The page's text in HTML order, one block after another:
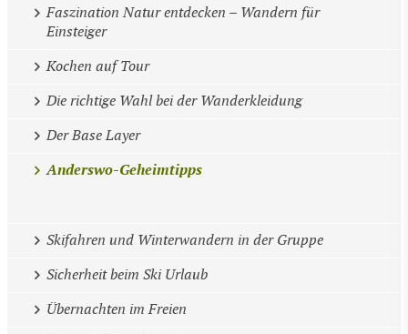
Faszination Natur entdecken – Wandern für
Einsteiger
Kochen auf Tour
Die richtige Wahl bei der Wanderkleidung
Der Base Layer
Anderswo-Geheimtipps
Skifahren und Winterwandern in der Gruppe
Sicherheit beim Ski Urlaub
Übernachten im Freien